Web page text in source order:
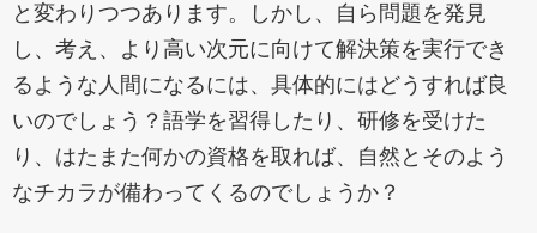
と変わりつつあります。しかし、自ら問題を発見
し、考え、より高い次元に向けて解決策を実行でき
るような人間になるには、具体的にはどうすれば良
いのでしょう？語学を習得したり、研修を受けた
り、はたまた何かの資格を取れば、自然とそのよう
なチカラが備わってくるのでしょうか？